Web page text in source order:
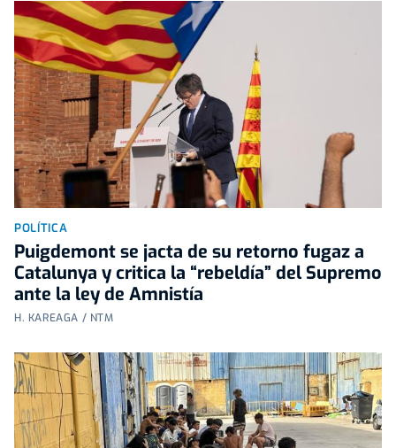
POLÍTICA
Puigdemont se jacta de su retorno fugaz a
Catalunya y critica la “rebeldía” del Supremo
ante la ley de Amnistía
H. KAREAGA / NTM